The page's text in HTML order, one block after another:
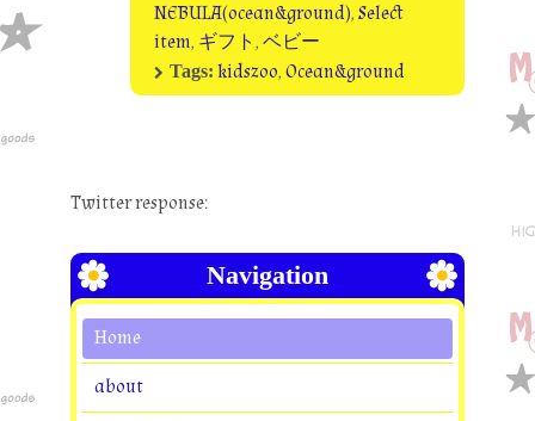
NEBULA(ocean&ground),Select
item, ギフト,ベビー
Tags: kidszoo,Ocean&ground
Twitter response:
Navigation
Home
about